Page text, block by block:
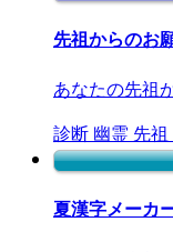
先祖からのお
あなたの先祖
診断 幽霊 先祖
夏漢字メーカ